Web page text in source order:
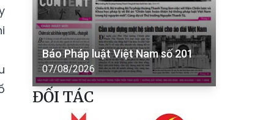
Báo Pháp luật Việt Nam số 201
07/08/2026
ĐỐI TÁC